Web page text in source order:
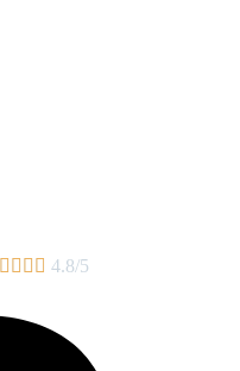
    4.8/5